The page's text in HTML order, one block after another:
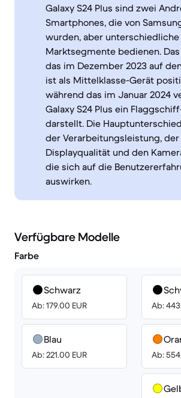
Galaxy S24 Plus sind zwei
Smartphones, die von
wurden, aber unterschiedliche
Marktsegmente bedienen. Das
das im Dezember 2023 auf
ist als Mittelklasse-Gerät
während das im Januar 2024
Galaxy S24 Plus ein
darstellt. Die
der Verarbeitungsleistung, der
Displayqualität und den
die sich auf die
auswirken.
Verfügbare Modelle
Farbe
Schwarz
Ab: 179.00 EUR
Blau
Ab: 221.00 EUR
Ab:
Ab: